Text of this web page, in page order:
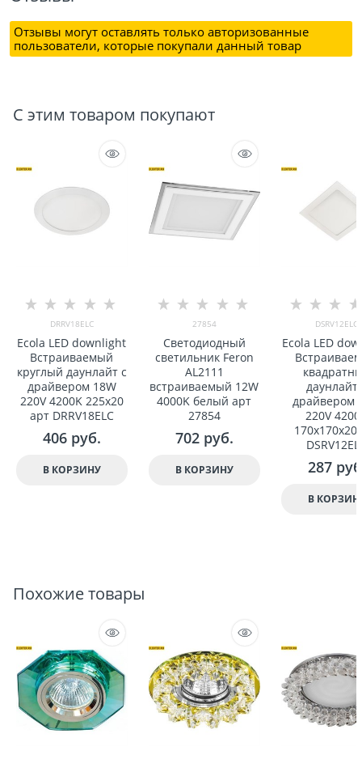
Отзывы могут оставлять только авторизованные
пользователи, которые покупали данный товар
С этим товаром покупают
DRRV18ELC
Ecola LED downlight
Встраиваемый
круглый даунлайт с
драйвером 18W
220V 4200K 225x20
арт DRRV18ELC
406 руб.
В КОРЗИНУ
27854
Светодиодный
светильник Feron
AL2111
встраиваемый 12W
4000K белый арт
27854
702 руб.
В КОРЗИНУ
DSRV12ELC
Ecola LED
даунлайт
драйвером
220V
170x170x20
287
В
Похожие товары